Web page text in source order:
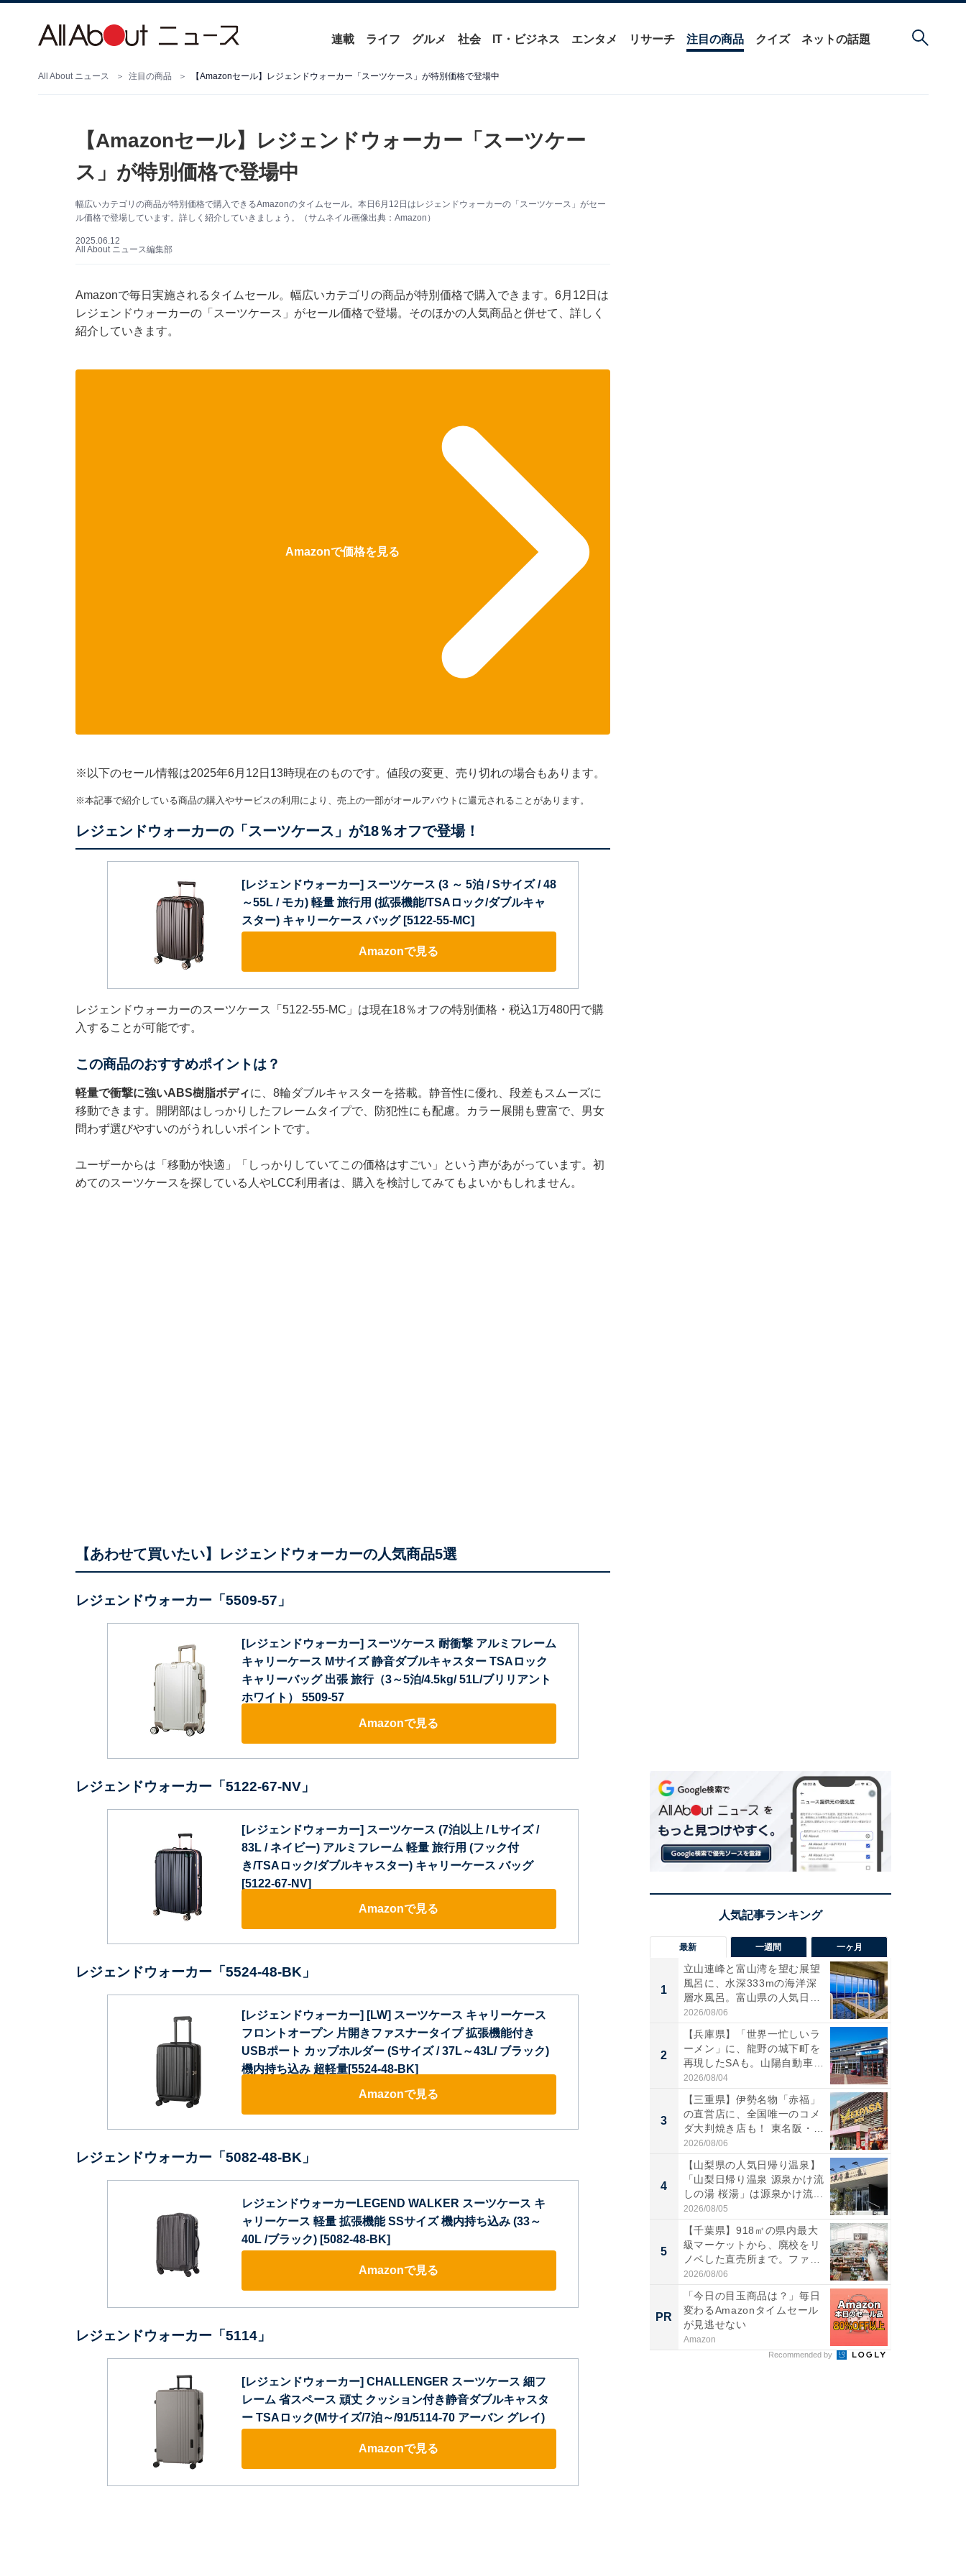
連載 ライフ グルメ 社会 IT・ビジネス エンタメ リサーチ 注目の商品 クイズ ネットの話題
All About ニュース 注目の商品 【Amazonセール】レジェンドウォーカー「スーツケース」が特別価格で登場中
【Amazonセール】レジェンドウォーカー「スーツケー
ス」が特別価格で登場中
幅広いカテゴリの商品が特別価格で購入できるAmazonのタイムセール。本日6月12日はレジェンドウォーカーの「スーツケース」がセー
ル価格で登場しています。詳しく紹介していきましょう。（サムネイル画像出典：Amazon）
2025.06.12
All About ニュース編集部
Amazonで毎日実施されるタイムセール。幅広いカテゴリの商品が特別価格で購入できます。6月12日は
レジェンドウォーカーの「スーツケース」がセール価格で登場。そのほかの人気商品と併せて、詳しく
紹介していきます。
Amazonで価格を見る
※以下のセール情報は2025年6月12日13時現在のものです。値段の変更、売り切れの場合もあります。
※本記事で紹介している商品の購入やサービスの利用により、売上の一部がオールアバウトに還元されることがあります。
レジェンドウォーカーの「スーツケース」が18％オフで登場！
[レジェンドウォーカー] スーツケース (3 ～ 5泊 / Sサイズ / 48
～55L / モカ) 軽量 旅行用 (拡張機能/TSAロック/ダブルキャ
スター) キャリーケース バッグ [5122-55-MC]
Amazonで見る
レジェンドウォーカーのスーツケース「5122-55-MC」は現在18％オフの特別価格・税込1万480円で購
入することが可能です。
この商品のおすすめポイントは？
軽量で衝撃に強いABS樹脂ボディに、8輪ダブルキャスターを搭載。静音性に優れ、段差もスムーズに
移動できます。開閉部はしっかりしたフレームタイプで、防犯性にも配慮。カラー展開も豊富で、男女
問わず選びやすいのがうれしいポイントです。
ユーザーからは「移動が快適」「しっかりしていてこの価格はすごい」という声があがっています。初
めてのスーツケースを探している人やLCC利用者は、購入を検討してみてもよいかもしれません。
【あわせて買いたい】レジェンドウォーカーの人気商品5選
レジェンドウォーカー「5509-57」
[レジェンドウォーカー] スーツケース 耐衝撃 アルミフレーム
キャリーケース Mサイズ 静音ダブルキャスター TSAロック
キャリーバッグ 出張 旅行（3～5泊/4.5kg/ 51L/ブリリアント
ホワイト） 5509-57
Amazonで見る
レジェンドウォーカー「5122-67-NV」
[レジェンドウォーカー] スーツケース (7泊以上 / Lサイズ /
83L / ネイビー) アルミフレーム 軽量 旅行用 (フック付
き/TSAロック/ダブルキャスター) キャリーケース バッグ
[5122-67-NV]
Amazonで見る
レジェンドウォーカー「5524-48-BK」
[レジェンドウォーカー] [LW] スーツケース キャリーケース
フロントオープン 片開きファスナータイプ 拡張機能付き
USBポート カップホルダー (Sサイズ / 37L～43L/ ブラック)
機内持ち込み 超軽量[5524-48-BK]
Amazonで見る
レジェンドウォーカー「5082-48-BK」
レジェンドウォーカーLEGEND WALKER スーツケース キ
ャリーケース 軽量 拡張機能 SSサイズ 機内持ち込み (33～
40L /ブラック) [5082-48-BK]
Amazonで見る
レジェンドウォーカー「5114」
[レジェンドウォーカー] CHALLENGER スーツケース 細フ
レーム 省スペース 頑丈 クッション付き静音ダブルキャスタ
ー TSAロック(Mサイズ/7泊～/91/5114-70 アーバン グレイ)
Amazonで見る
最新 一週間 一ヶ月
1
立山連峰と富山湾を望む展望
風呂に、水深333mの海洋深
層水風呂。富山県の人気日
帰...
2026/08/06
2
【兵庫県】「世界一忙しいラ
ーメン」に、龍野の城下町を
再現したSAも。山陽自動車
道...
2026/08/04
3
【三重県】伊勢名物「赤福」
の直営店に、全国唯一のコメ
ダ大判焼き店も！ 東名阪・
伊...
2026/08/06
4
【山梨県の人気日帰り温泉】
「山梨日帰り温泉 源泉かけ流
しの湯 桜湯」は源泉かけ流...
2026/08/05
5
【千葉県】918㎡の県内最大
級マーケットから、廃校をリ
ノベした直売所まで。ファ
ー...
2026/08/06
PR
「今日の目玉商品は？」毎日
変わるAmazonタイムセール
が見逃せない
Amazon
Recommended by